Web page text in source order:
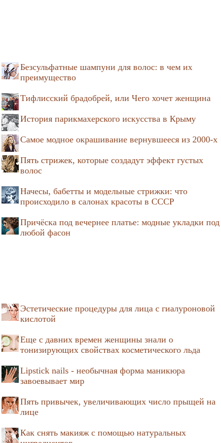
Безсульфатные шампуни для волос: в чем их
преимущество
Тифлисский брадобрей, или Чего хочет женщина
История парикмахерского искусства в Крыму
Самое модное окрашивание вернувшееся из 2000-х
Пять стрижек, которые создадут эффект густых
волос
Начесы, бабетты и модельные стрижки: что
происходило в салонах красоты в СССР
Причёска под вечернее платье: модные укладки под
любой фасон
Эстетические процедуры для лица с гиалуроновой
кислотой
Еще с давних времен женщины знали о
тонизирующих свойствах косметического льда
Lipstick nails - необычная форма маникюра
завоевывает мир
Пять привычек, увеличивающих число прыщей на
лице
Как снять макияж с помощью натуральных